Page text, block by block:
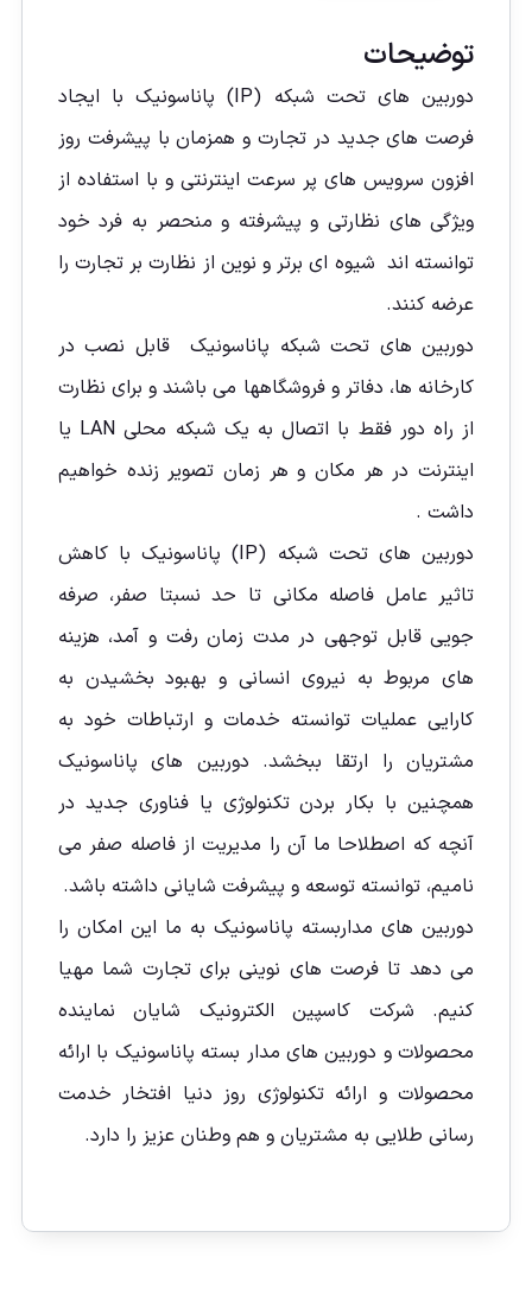
توضیحات
دوربین های تحت شبکه (IP) پاناسونیک با ایجاد
فرصت های جدید در تجارت و همزمان با پیشرفت روز
افزون سرویس های پر سرعت اینترنتی و با استفاده از
ویژگی های نظارتی و پیشرفته و منحصر به فرد خود
توانسته اند شیوه ای برتر و نوین از نظارت بر تجارت را
عرضه کنند.
دوربین های تحت شبکه پاناسونیک قابل نصب در
کارخانه ها، دفاتر و فروشگاهها می باشند و برای نظارت
از راه دور فقط با اتصال به یک شبکه محلی LAN یا
اینترنت در هر مکان و هر زمان تصویر زنده خواهيم
داشت .
دوربین های تحت شبکه (IP) پاناسونیک با کاهش
تاثیر عامل فاصله مکانی تا حد نسبتا صفر، صرفه
جویی قابل توجهی در مدت زمان رفت و آمد، هزینه
های مربوط به نیروی انسانی و بهبود بخشیدن به
کارایی عملیات توانسته خدمات و ارتباطات خود به
مشتریان را ارتقا ببخشد. دوربین های پاناسونیک
همچنین با بکار بردن تکنولوژی یا فناوری جدید در
آنچه که اصطلاحا ما آن را مدیریت از فاصله صفر می
نامیم، توانسته توسعه و پیشرفت شایانی داشته باشد.
دوربین های مداربسته پاناسونیک به ما این امکان را
می دهد تا فرصت های نوینی برای تجارت شما مهیا
کنیم. شرکت کاسپین الکترونیک شایان نماینده
محصولات و دوربین های مدار بسته پاناسونیک با ارائه
محصولات و ارائه تکنولوژی روز دنیا افتخار خدمت
رسانی طلایی به مشتریان و هم وطنان عزیز را دارد.